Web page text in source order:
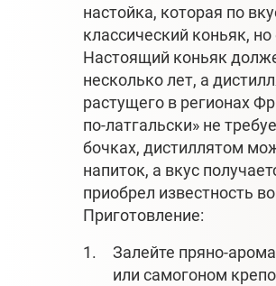
настойка, которая по
классический коньяк,
Настоящий коньяк
несколько лет, а
растущего в регионах
по-латгальски» не
бочках, дистиллятом
напиток, а вкус
приобрел известность
Приготовление:
Залейте пряно-
или самогоном